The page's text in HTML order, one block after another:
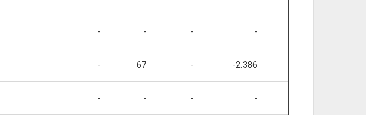
- - - -
- 67 - -2.386
- - - -